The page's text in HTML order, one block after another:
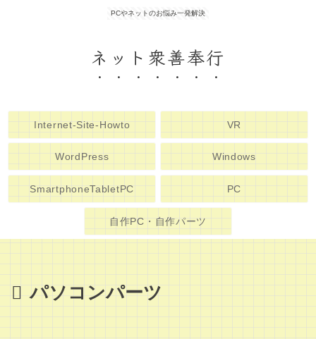
PCやネットのお悩み一発解決
ネット衆善奉行
Internet-Site-Howto VR
WordPress Windows
SmartphoneTabletPC PC
自作PC・自作パーツ
パソコンパーツ